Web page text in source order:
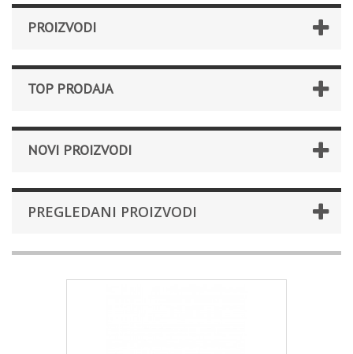
PROIZVODI
TOP PRODAJA
NOVI PROIZVODI
PREGLEDANI PROIZVODI